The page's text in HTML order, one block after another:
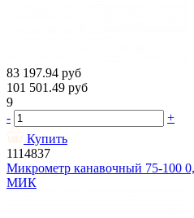
83 197.94 руб
101 501.49 руб
9
-
+
Купить
1114837
Микрометр канавочный 75-100
МИК